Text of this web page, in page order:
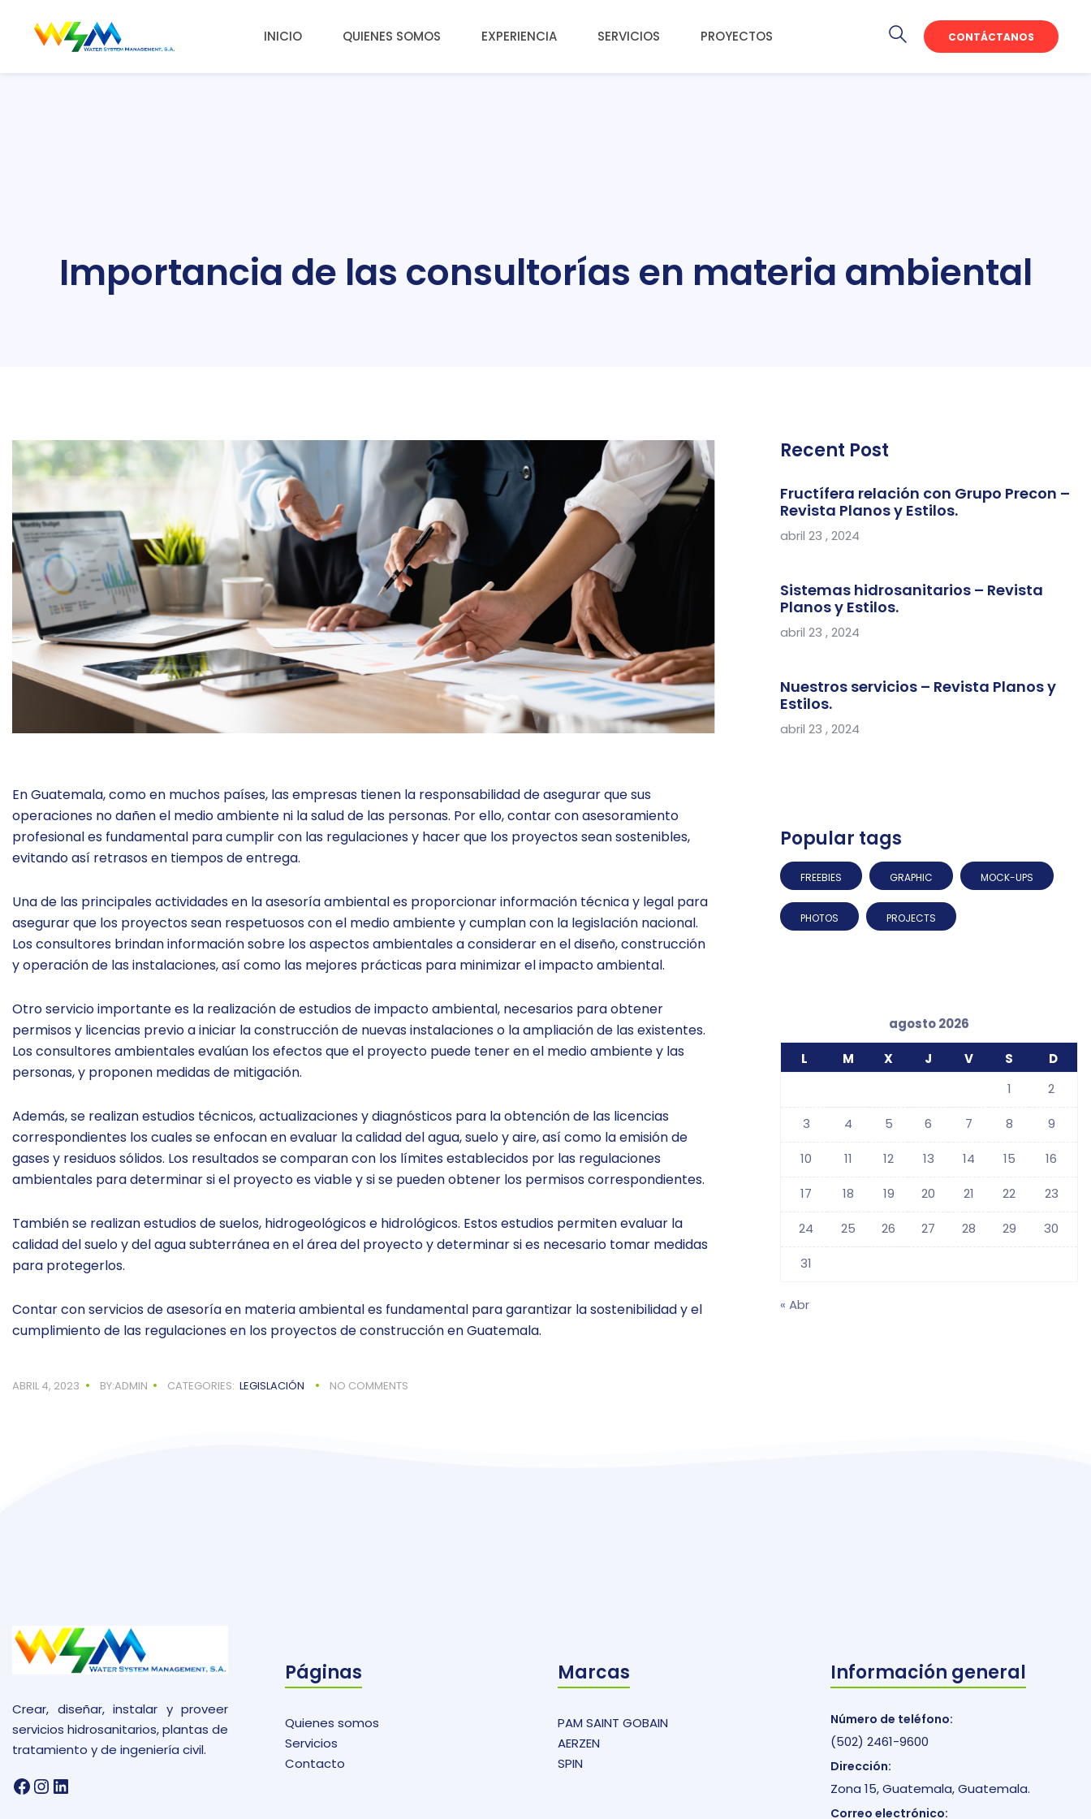
INICIO QUIENES SOMOS EXPERIENCIA SERVICIOS PROYECTOS CONTÁCTANOS
Importancia de las consultorías en materia ambiental
En Guatemala, como en muchos países, las empresas tienen la responsabilidad de asegurar que sus
operaciones no dañen el medio ambiente ni la salud de las personas. Por ello, contar con asesoramiento
profesional es fundamental para cumplir con las regulaciones y hacer que los proyectos sean sostenibles,
evitando así retrasos en tiempos de entrega.
Una de las principales actividades en la asesoría ambiental es proporcionar información técnica y legal para
asegurar que los proyectos sean respetuosos con el medio ambiente y cumplan con la legislación nacional.
Los consultores brindan información sobre los aspectos ambientales a considerar en el diseño, construcción
y operación de las instalaciones, así como las mejores prácticas para minimizar el impacto ambiental.
Otro servicio importante es la realización de estudios de impacto ambiental, necesarios para obtener
permisos y licencias previo a iniciar la construcción de nuevas instalaciones o la ampliación de las existentes.
Los consultores ambientales evalúan los efectos que el proyecto puede tener en el medio ambiente y las
personas, y proponen medidas de mitigación.
Además, se realizan estudios técnicos, actualizaciones y diagnósticos para la obtención de las licencias
correspondientes los cuales se enfocan en evaluar la calidad del agua, suelo y aire, así como la emisión de
gases y residuos sólidos. Los resultados se comparan con los límites establecidos por las regulaciones
ambientales para determinar si el proyecto es viable y si se pueden obtener los permisos correspondientes.
También se realizan estudios de suelos, hidrogeológicos e hidrológicos. Estos estudios permiten evaluar la
calidad del suelo y del agua subterránea en el área del proyecto y determinar si es necesario tomar medidas
para protegerlos.
Contar con servicios de asesoría en materia ambiental es fundamental para garantizar la sostenibilidad y el
cumplimiento de las regulaciones en los proyectos de construcción en Guatemala.
ABRIL 4, 2023 BY:ADMIN CATEGORIES: LEGISLACIÓN NO COMMENTS
Recent Post
Fructífera relación con Grupo Precon –
Revista Planos y Estilos.
abril 23 , 2024
Sistemas hidrosanitarios – Revista
Planos y Estilos.
abril 23 , 2024
Nuestros servicios – Revista Planos y
Estilos.
abril 23 , 2024
Popular tags
FREEBIES GRAPHIC MOCK-UPS
PHOTOS PROJECTS
agosto 2026
L M X J V S
D
1
2
3 4 5 6 7 8 9
10 11 12 13 14 15 16
17 18 19 20 21 22 23
24 25 26 27 28 29 30
31
« Abr
Crear, diseñar, instalar y proveer
servicios hidrosanitarios, plantas de
tratamiento y de ingeniería civil.
Facebook
Instagram
LinkedIn
Páginas
Quienes somos
Servicios
Contacto
Marcas
PAM SAINT GOBAIN
AERZEN
SPIN
Información general
Número de teléfono:
(502) 2461-9600
Dirección:
Zona 15, Guatemala, Guatemala.
Correo electrónico: